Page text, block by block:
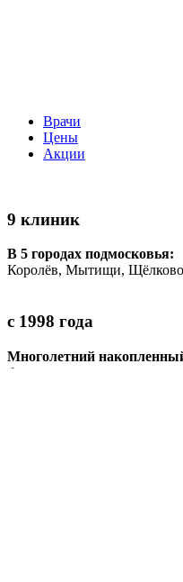
Врачи
Цены
Акции
9 клиник
В 5 городах подмосковья:
Королёв, Мытищи,
с 1998 года
Многолетний
база